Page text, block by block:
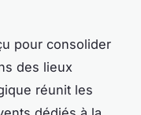
pour consolider
des lieux
réunit les